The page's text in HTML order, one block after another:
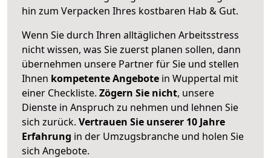
hin zum Verpacken Ihres kostbaren Hab & Gut.
Wenn Sie durch Ihren alltäglichen Arbeitsstress
nicht wissen, was Sie zuerst planen sollen, dann
übernehmen unsere Partner für Sie und stellen
Ihnen kompetente Angebote in Wuppertal mit
einer Checkliste. Zögern Sie nicht, unsere
Dienste in Anspruch zu nehmen und lehnen Sie
sich zurück. Vertrauen Sie unserer 10 Jahre
Erfahrung in der Umzugsbranche und holen Sie
sich Angebote.